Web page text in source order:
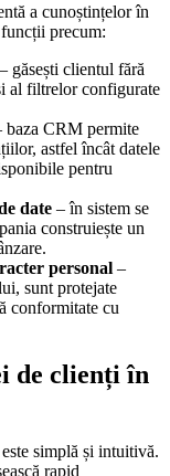
a cunoștințelor în
precum:
– găsești clientul fără
al filtrelor configurate
baza CRM permite
astfel încât datele
pentru
date – în sistem se
construiește un
personal –
sunt protejate
conformitate cu
de clienți în
simplă și intuitivă.
rapid